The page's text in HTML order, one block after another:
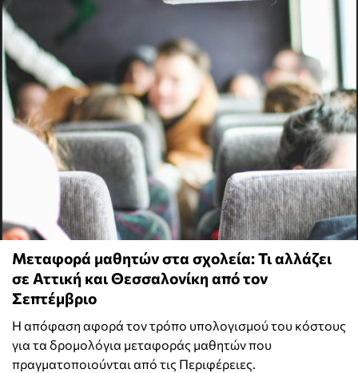
Μεταφορά μαθητών στα σχολεία: Τι αλλάζει
σε Αττική και Θεσσαλονίκη από τον
Σεπτέμβριο
Η απόφαση αφορά τον τρόπο υπολογισμού του κόστους
για τα δρομολόγια μεταφοράς μαθητών που
πραγματοποιούνται από τις Περιφέρειες.